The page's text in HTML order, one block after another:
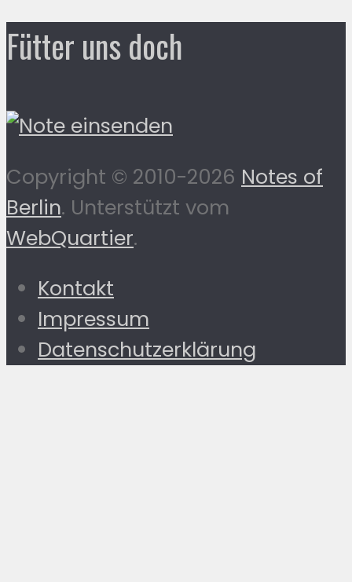
Fütter uns doch
Copyright © 2010-2026 Notes of
Berlin. Unterstützt vom
WebQuartier.
Kontakt
Impressum
Datenschutzerklärung